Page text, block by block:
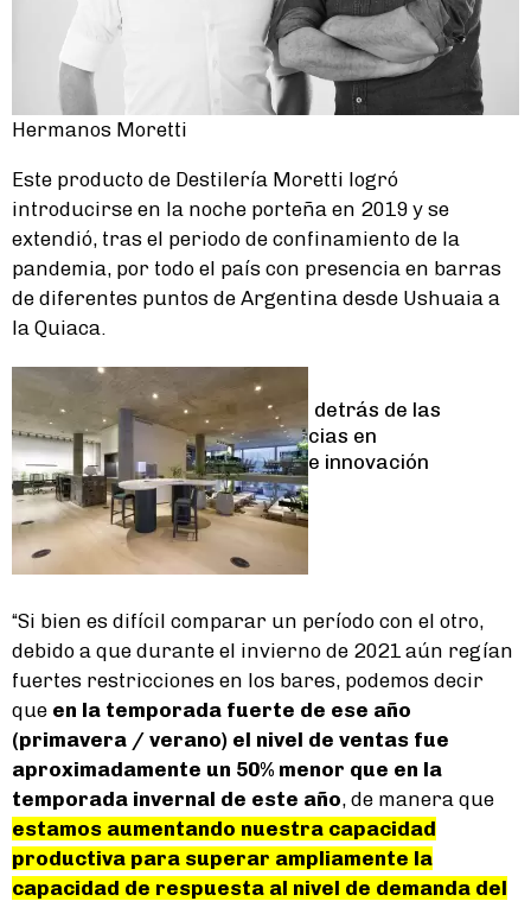
Hermanos Moretti
Este producto de Destilería Moretti logró
introducirse en la noche porteña en 2019 y se
extendió, tras el periodo de confinamiento de la
pandemia, por todo el país con presencia en barras
de diferentes puntos de Argentina desde Ushuaia a
la Quiaca.
La arquitectura detrás de las
oficinas: tendencias en
sustentabilidad e innovación
“Si bien es difícil comparar un período con el otro,
debido a que durante el invierno de 2021 aún regían
fuertes restricciones en los bares, podemos decir
que en la temporada fuerte de ese año
(primavera / verano) el nivel de ventas fue
aproximadamente un 50% menor que en la
temporada invernal de este año, de manera que
estamos aumentando nuestra capacidad
productiva para superar ampliamente la
capacidad de respuesta al nivel de demanda del